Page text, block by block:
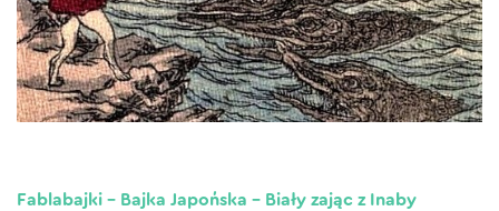
Fablabajki – Bajka Japońska – Biały zając z Inaby